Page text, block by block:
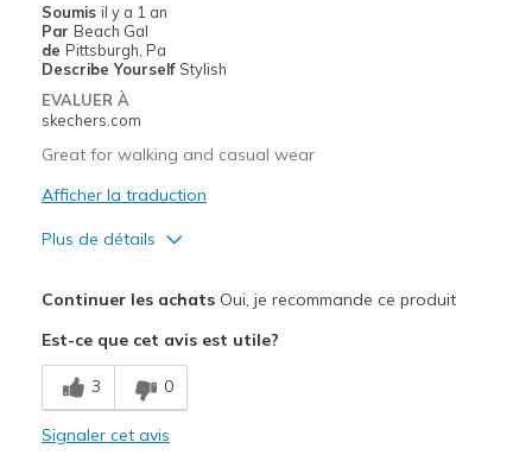
View On Shoes
Soumis il y a 1 an
Par Beach Gal
de Pittsburgh, Pa
Describe Yourself Stylish
EVALUER À
skechers.com
Great for walking and casual wear
Afficher la traduction
Plus de détails
Breathe Well
Comfortable
Continuer les achatsOui, je recommande ce produit
Est-ce que cet avis est utile?
3 0
Signaler cet avis